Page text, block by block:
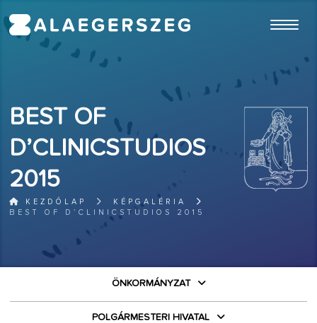
BEST OF
D’CLINICSTUDIOS
2015
KEZDŐLAP
KÉPGALÉRIA
BEST OF D’CLINICSTUDIOS 2015
ÖNKORMÁNYZAT
POLGÁRMESTERI HIVATAL